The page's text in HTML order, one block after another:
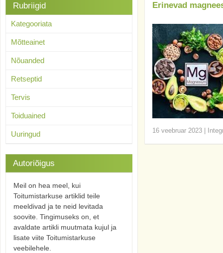
Erinevad
16 veebruar 2023
Rubriigid
Kategooriata
Mõtteainet
Nõuanded
Retseptid
Tervis
Toiduained
Uuringud
Autoriõigus
Meil on hea meel, kui
Toitumistarkuse artiklid teile
meeldivad ja te neid levitada
soovite. Tingimuseks on, et
avaldate artikli muutmata kujul ja
lisate viite Toitumistarkuse
veebilehele.